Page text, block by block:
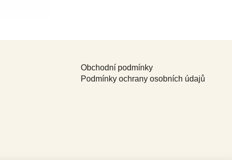
Obchodní podmínky
Podmínky ochrany osobních údajů